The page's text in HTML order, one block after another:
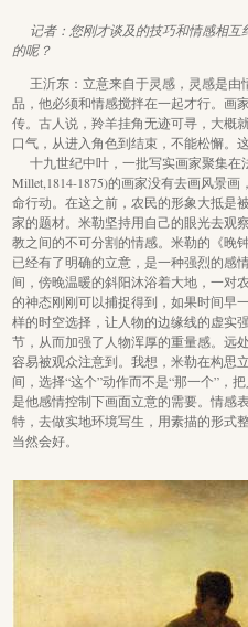
记者：您刚才谈及的技巧和情感相
的呢？
王沂东：立意来自于灵感，灵感是
品，他必须和情感搅拌在一起才行。画
传。古人说，羚羊挂角无迹可寻，大概
口气，从进入角色到结束，不能松懈。
十九世纪中叶，一批写实画家聚集在
Millet,1814-1875)的画家没有去画风景
命行动。在这之前，农民的形象大抵是
家的题材。米勒坚持用自己的眼光去观
教之间的不可分割的情感。米勒的《晚
已经有了明确的立意，是一种强烈的感
间，傍晚温暖的斜阳沐浴着大地，一对
的神态刚刚可以捕捉得到，如果时间早
样的时空选择，让人物的边缘线的虚实
节，从而加强了人物浑厚的重量感。远
容易被观众注意到。我想，米勒在构思
间，选择“这个”动作而不是“那一个”，
是他感情控制下画面立意的需要。情感
特，去做实地环境写生，用素描的形式
当然会好。